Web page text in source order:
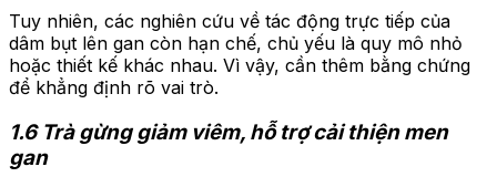
Tuy nhiên, các nghiên cứu về tác động trực tiếp của
dâm bụt lên gan còn hạn chế, chủ yếu là quy mô nhỏ
hoặc thiết kế khác nhau. Vì vậy, cần thêm bằng chứng
để khẳng định rõ vai trò.
1.6 Trà gừng giảm viêm, hỗ trợ cải thiện men
gan